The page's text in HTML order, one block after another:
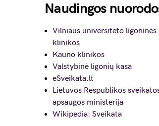
Naudingos
Vilniaus universiteto ligoninės
klinikos
Kauno klinikos
Valstybinė ligonių kasa
eSveikata.lt
Lietuvos Respublikos
apsaugos ministerija
Wikipedia: Sveikata